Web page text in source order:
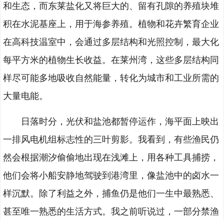
和生态，而东莱盐化又将巨大的、留有孔隙的养殖块堆
积在水泥基座上，用于海参养殖。植物和花卉繁育企业
在高科技温室中，会通过多层结构和光照控制，最大化
每平方米的植物生长收益。在莱州湾，这些多层结构同
样尽可能多地吸收自然能量，转化为城市和工业所需的
大量电能。
日落时分，光伏和盐池都暂停运作，海平面上映出
一排风电机组标志性的三叶剪影。我看到，有些渔民仍
然会根据潮汐偷偷地出现在浅滩上，用各种工具捕捞，
他们会将小船安静地驾驶到港湾里，像盐池中的卤水一
样沉默。除了利益之外，捕鱼仍是他们一生中最熟悉、
甚至唯一熟悉的生活方式。我之前听说过，一部分禁渔